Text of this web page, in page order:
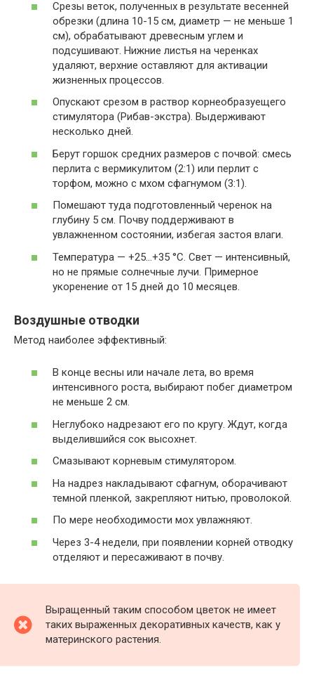
Срезы веток, полученных в результате весенней
обрезки (длина 10-15 см, диаметр — не меньше 1
см), обрабатывают древесным углем и
подсушивают. Нижние листья на черенках
удаляют, верхние оставляют для активации
жизненных процессов.
Опускают срезом в раствор корнеобразуещего
стимулятора (Рибав-экстра). Выдерживают
несколько дней.
Берут горшок средних размеров с почвой: смесь
перлита с вермикулитом (2:1) или перлит с
торфом, можно с мхом сфагнумом (3:1).
Помешают туда подготовленный черенок на
глубину 5 см. Почву поддерживают в
увлажненном состоянии, избегая застоя влаги.
Температура — +25…+35 °C. Свет — интенсивный,
но не прямые солнечные лучи. Примерное
укоренение от 15 дней до 10 месяцев.
Воздушные отводки
Метод наиболее эффективный:
В конце весны или начале лета, во время
интенсивного роста, выбирают побег диаметром
не меньше 2 см.
Неглубоко надрезают его по кругу. Ждут, когда
выделившийся сок высохнет.
Смазывают корневым стимулятором.
На надрез накладывают сфагнум, оборачивают
темной пленкой, закрепляют нитью, проволокой.
По мере необходимости мох увлажняют.
Через 3-4 недели, при появлении корней отводку
отделяют и пересаживают в почву.
Выращенный таким способом цветок не имеет
таких выраженных декоративных качеств, как у
материнского растения.